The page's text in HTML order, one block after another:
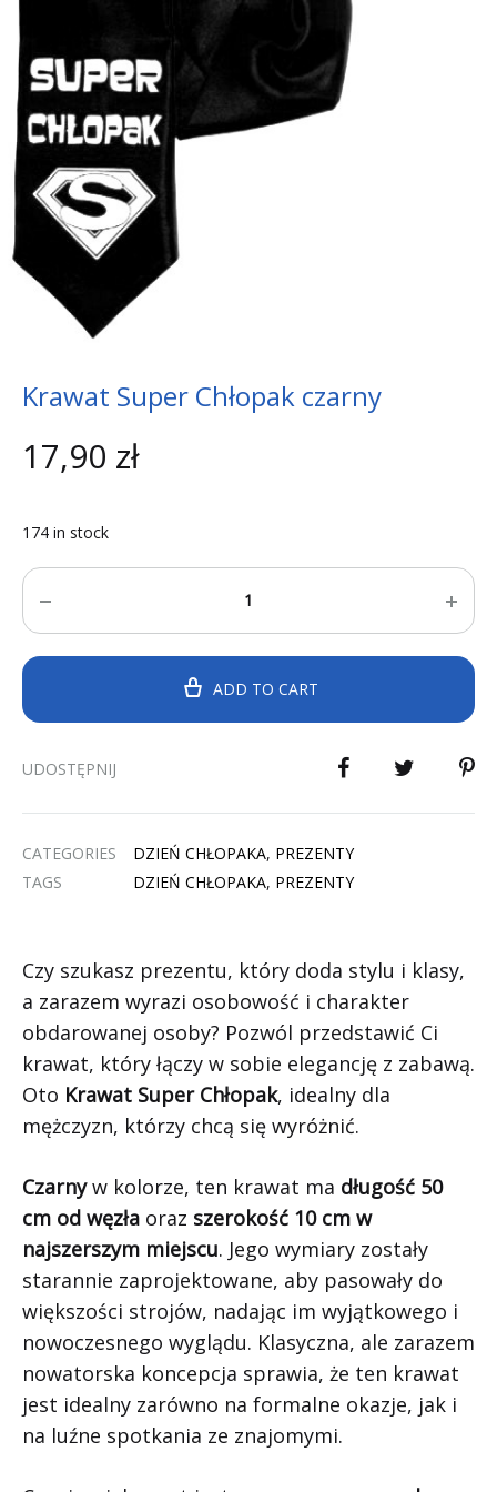
Krawat Super Chłopak czarny
17,90 zł
174 in stock
Quantity
ADD TO CART
UDOSTĘPNIJ
CATEGORIES DZIEŃ CHŁOPAKA, PREZENTY
TAGS
DZIEŃ CHŁOPAKA, PREZENTY
Czy szukasz prezentu, który doda stylu i klasy,
a zarazem wyrazi osobowość i charakter
obdarowanej osoby? Pozwól przedstawić Ci
krawat, który łączy w sobie elegancję z zabawą.
Oto Krawat Super Chłopak, idealny dla
mężczyzn, którzy chcą się wyróżnić.
Czarnyw kolorze, ten krawat ma długość 50
cm od węzła oraz szerokość 10 cm w
najszerszym miejscu. Jego wymiary zostały
starannie zaprojektowane, aby pasowały do
większości strojów, nadając im wyjątkowego i
nowoczesnego wyglądu. Klasyczna, ale zarazem
nowatorska koncepcja sprawia, że ten krawat
jest idealny zarówno na formalne okazje, jak i
na luźne spotkania ze znajomymi.